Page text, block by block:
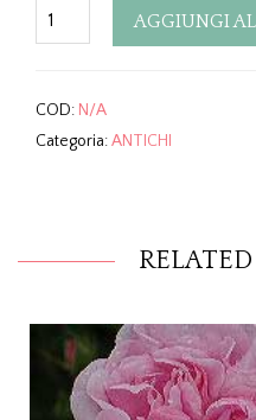
Quantity AGGIUNGI
COD: N/A
Categoria:ANTICHI